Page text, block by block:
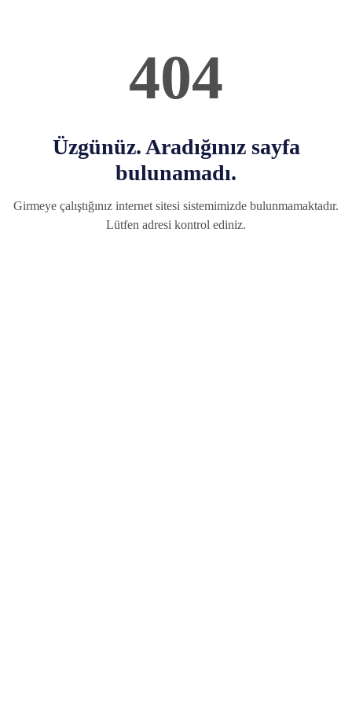
404
Üzgünüz. Aradığınız sayfa
bulunamadı.
Girmeye çalıştığınız internet sitesi sistemimizde bulunmamaktadır.
Lütfen adresi kontrol ediniz.